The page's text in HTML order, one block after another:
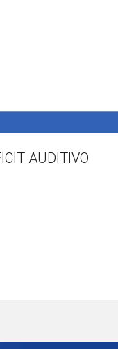
AUDITIVO